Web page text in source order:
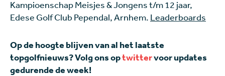
Kampioenschap Meisjes & Jongens t/m 12 jaar,
Edese Golf Club Pependal, Arnhem. Leaderboards
Op de hoogte blijven van al het laatste
topgolfnieuws? Volg ons optwittervoor updates
gedurende de week!